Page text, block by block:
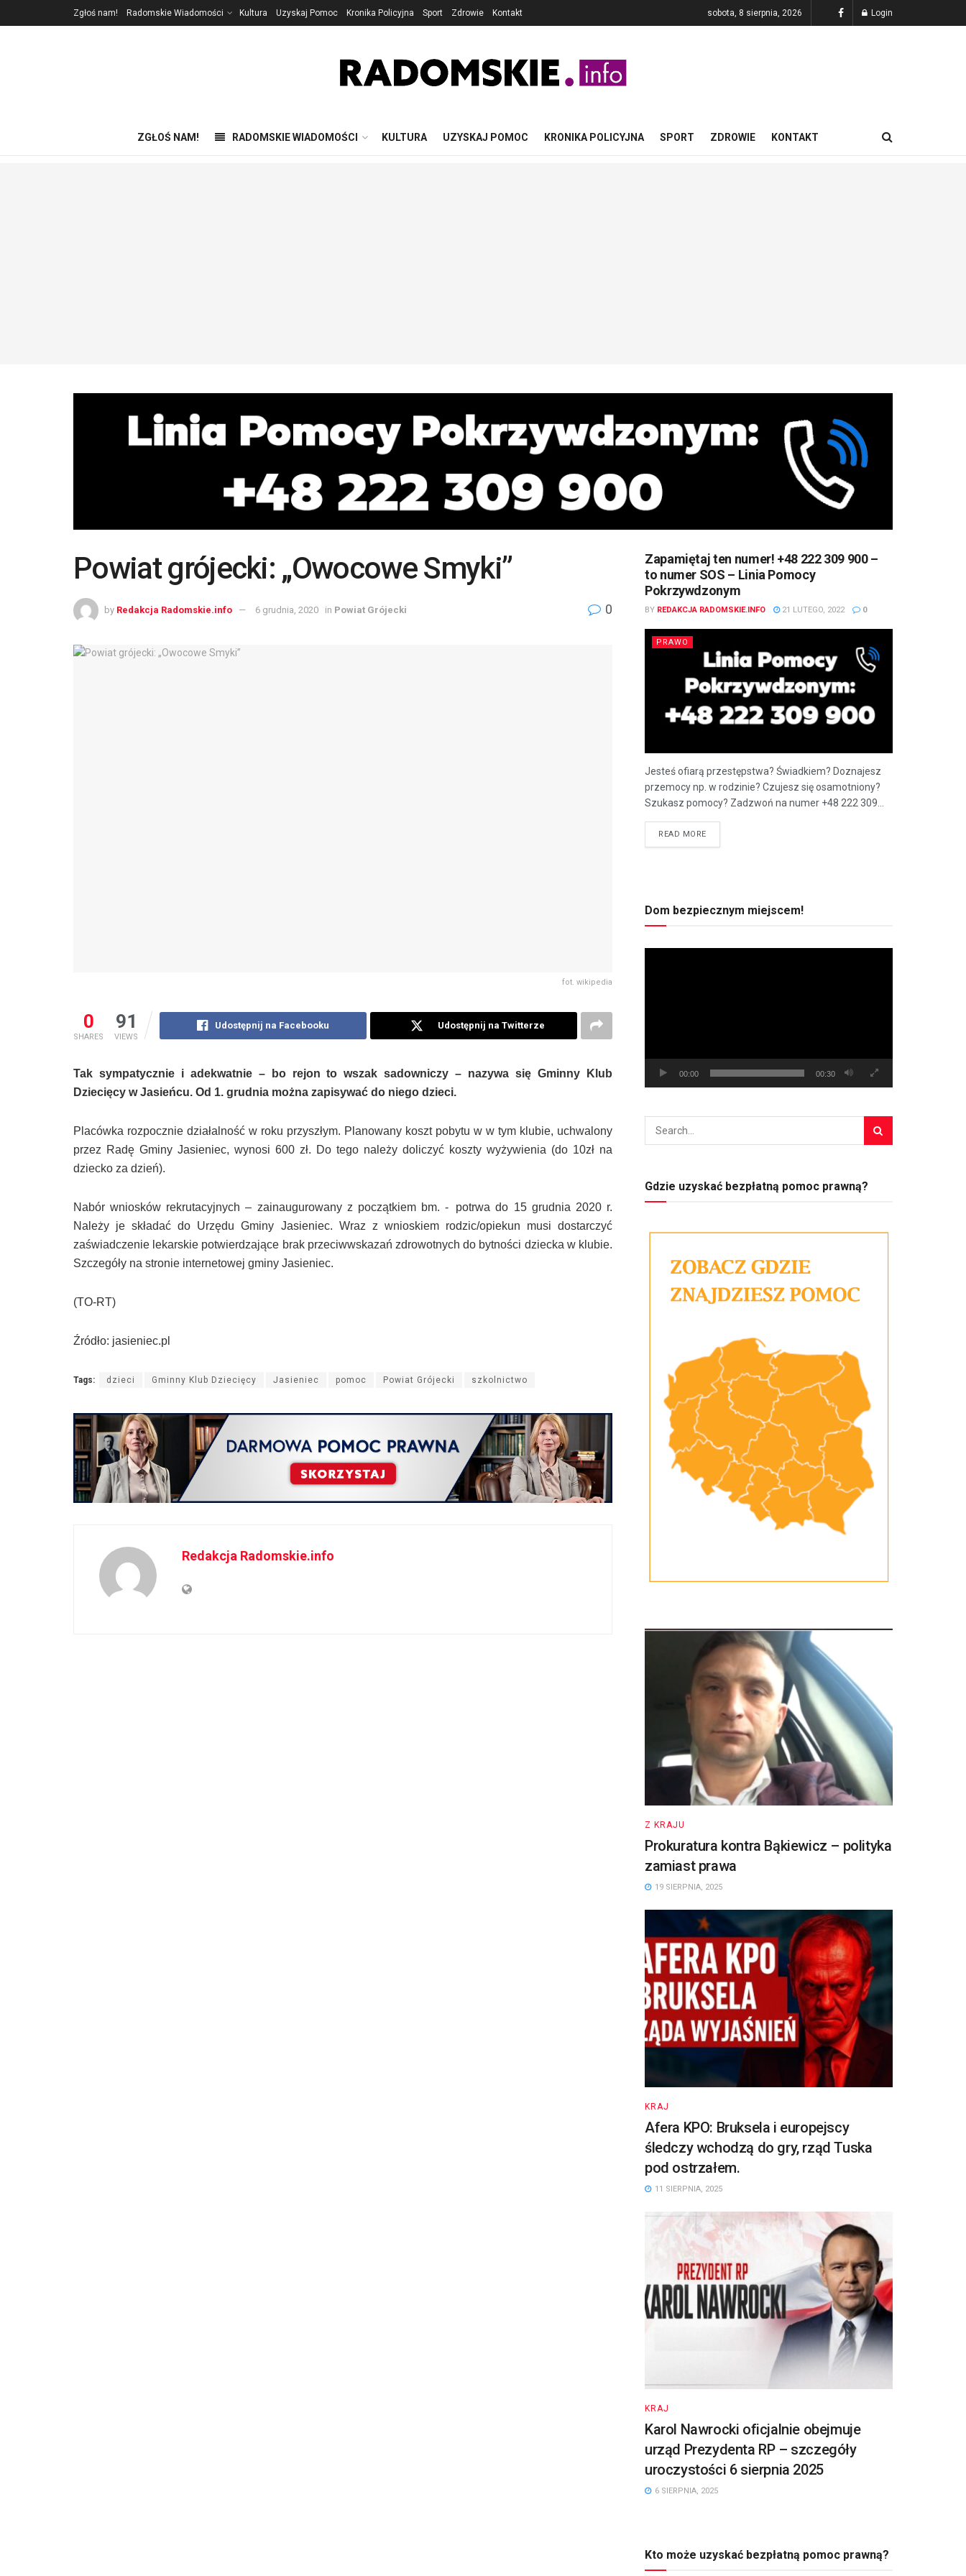
Zgłoś nam! Radomskie Wiadomości Kultura Uzyskaj Pomoc Kronika Policyjna Sport Zdrowie Kontakt sobota, 8 sierpnia, 2026 Login
ZGŁOŚ NAM! RADOMSKIE WIADOMOŚCI KULTURA UZYSKAJ POMOC KRONIKA POLICYJNA SPORT ZDROWIE KONTAKT
Powiat grójecki: „Owocowe Smyki”
by Redakcja Radomskie.info 6 grudnia, 2020 in Powiat Grójecki 0
fot. wikipedia
0
SHARES
91
VIEWS
Udostępnij na Facebooku Udostępnij na Twitterze
Tak sympatycznie i adekwatnie – bo rejon to wszak sadowniczy – nazywa się Gminny Klub
Dziecięcy w Jasieńcu. Od 1. grudnia można zapisywać do niego dzieci.
Placówka rozpocznie działalność w roku przyszłym. Planowany koszt pobytu w w tym klubie, uchwalony
przez Radę Gminy Jasieniec, wynosi 600 zł. Do tego należy doliczyć koszty wyżywienia (do 10zł na
dziecko za dzień).
Nabór wniosków rekrutacyjnych – zainaugurowany z początkiem bm. - potrwa do 15 grudnia 2020 r.
Należy je składać do Urzędu Gminy Jasieniec. Wraz z wnioskiem rodzic/opiekun musi dostarczyć
zaświadczenie lekarskie potwierdzające brak przeciwwskazań zdrowotnych do bytności dziecka w klubie.
Szczegóły na stronie internetowej gminy Jasieniec.
(TO-RT)
Źródło: jasieniec.pl
Tags: dzieci Gminny Klub Dziecięcy Jasieniec pomoc Powiat Grójecki szkolnictwo
Redakcja Radomskie.info
Zapamiętaj ten numer! +48 222 309 900 –
to numer SOS – Linia Pomocy
Pokrzywdzonym
BY REDAKCJA RADOMSKIE.INFO 21 LUTEGO, 2022 0
PRAWO
Jesteś ofiarą przestępstwa? Świadkiem? Doznajesz
przemocy np. w rodzinie? Czujesz się osamotniony?
Szukasz pomocy? Zadzwoń na numer +48 222 309...
READ MORE
Dom bezpiecznym miejscem!
00:00 00:30
Gdzie uzyskać bezpłatną pomoc prawną?
Z KRAJU
Prokuratura kontra Bąkiewicz – polityka
zamiast prawa
19 SIERPNIA, 2025
KRAJ
Afera KPO: Bruksela i europejscy
śledczy wchodzą do gry, rząd Tuska
pod ostrzałem.
11 SIERPNIA, 2025
KRAJ
Karol Nawrocki oficjalnie obejmuje
urząd Prezydenta RP – szczegóły
uroczystości 6 sierpnia 2025
6 SIERPNIA, 2025
Kto może uzyskać bezpłatną pomoc prawną?